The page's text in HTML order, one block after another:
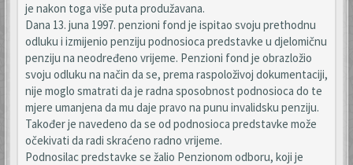
je nakon toga više puta produžavana.
Dana 13. juna 1997. penzioni fond je ispitao svoju prethodnu
odluku i izmijenio penziju podnosioca predstavke u djelomičnu
penziju na neodređeno vrijeme. Penzioni fond je obrazložio
svoju odluku na način da se, prema raspoloživoj dokumentaciji,
nije moglo smatrati da je radna sposobnost podnosioca do te
mjere umanjena da mu daje pravo na punu invalidsku penziju.
Također je navedeno da se od podnosioca predstavke može
očekivati da radi skraćeno radno vrijeme.
Podnosilac predstavke se žalio Penzionom odboru, koji je